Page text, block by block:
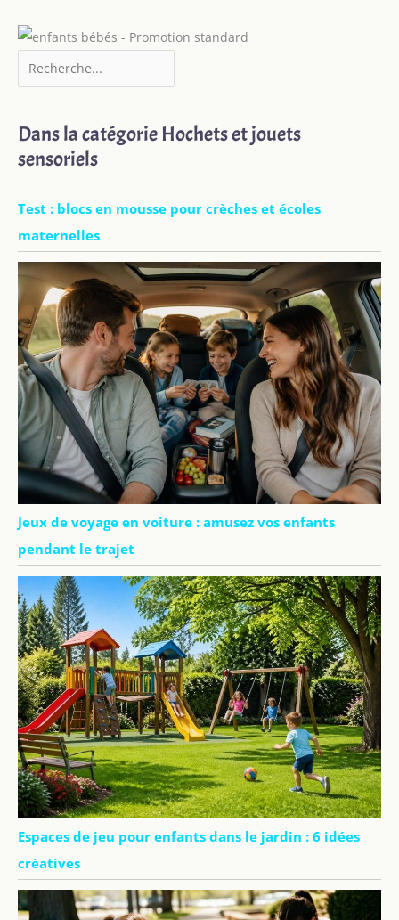
Dans la catégorie Hochets et jouets
sensoriels
Test : blocs en mousse pour crèches et écoles
maternelles
Jeux de voyage en voiture : amusez vos enfants
pendant le trajet
Espaces de jeu pour enfants dans le jardin : 6 idées
créatives